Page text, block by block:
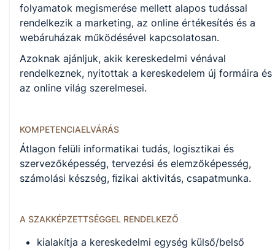
Okleveles technikusképzés
Nem
A képzést indító intézményeink
Székesfehérvári SZC Perczel Mór Technikum, Szakképző
Iskola és Kollégium (igazgató: Vendég Szabolcs)
folyamatok megismerése mellett alapos tudással
rendelkezik a marketing, az online értékesítés és a
webáruházak működésével kapcsolatosan.
Azoknak ajánljuk, akik kereskedelmi vénával
rendelkeznek, nyitottak a kereskedelem új formáira és
az online világ szerelmesei.
KOMPETENCIAELVÁRÁS
Átlagon felüli informatikai tudás, logisztikai és
szervezőképesség, tervezési és elemzőképesség,
számolási készség, ﬁzikai aktivitás, csapatmunka.
A SZAKKÉPZETTSÉGGEL RENDELKEZŐ
kialakítja a kereskedelmi egység külső/belső